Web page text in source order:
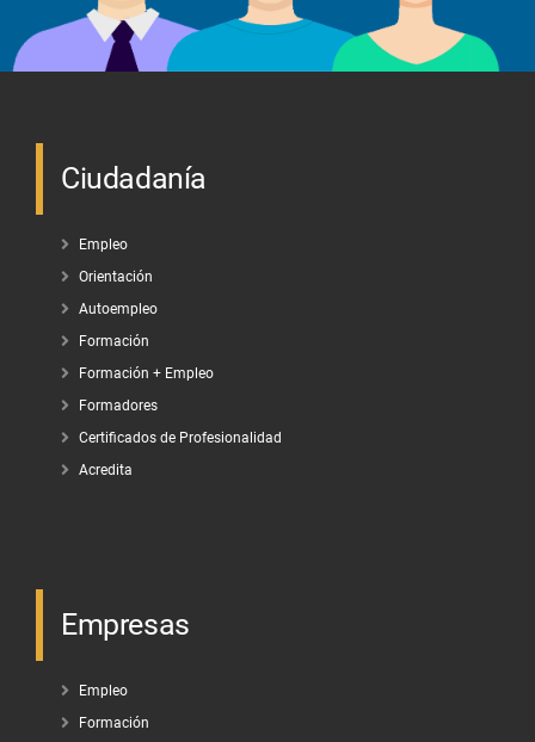
Ciudadanía
Empleo
Orientación
Autoempleo
Formación
Formación + Empleo
Formadores
Certificados de Profesionalidad
Acredita
Empresas
Empleo
Formación